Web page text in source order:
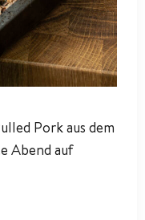
Pork aus dem
Abend auf